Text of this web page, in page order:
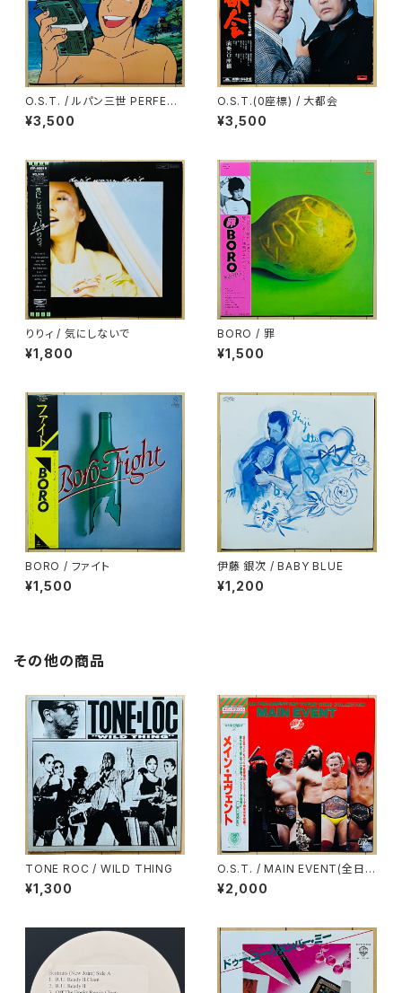
O.S.T. / ルパン三世 PERFECT
COLLECTION
¥3,500
O.S.T.(0座標) / 大都会
¥3,500
りりィ / 気にしないで
¥1,800
BORO / 罪
¥1,500
BORO / ファイト
¥1,500
伊藤 銀次 / BABY BLUE
¥1,200
その他の商品
TONE ROC / WILD THING
¥1,300
O.S.T. / MAIN EVENT(全日本
プロレス・テーマ・ソング・コレク
ション)
¥2,000